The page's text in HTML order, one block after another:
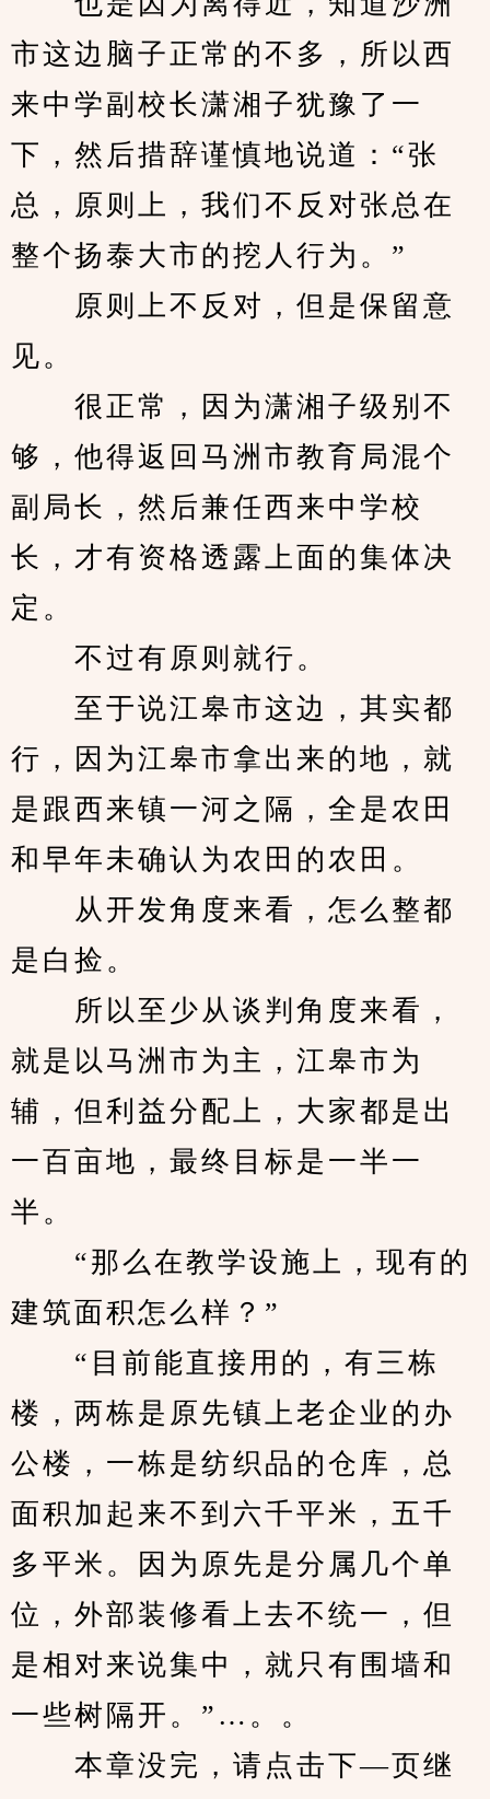
市这边脑子正常的不多，所以西
来中学副校长潇湘子犹豫了一
下，然后措辞谨慎地说道：“张
总，原则上，我们不反对张总在
整个扬泰大市的挖人行为。”
原则上不反对，但是保留意
见。
很正常，因为潇湘子级别不
够，他得返回马洲市教育局混个
副局长，然后兼任西来中学校
长，才有资格透露上面的集体决
定。
不过有原则就行。
至于说江皋市这边，其实都
行，因为江皋市拿出来的地，就
是跟西来镇一河之隔，全是农田
和早年未确认为农田的农田。
从开发角度来看，怎么整都
是白捡。
所以至少从谈判角度来看，
就是以马洲市为主，江皋市为
辅，但利益分配上，大家都是出
一百亩地，最终目标是一半一
半。
“那么在教学设施上，现有的
建筑面积怎么样？”
“目前能直接用的，有三栋
楼，两栋是原先镇上老企业的办
公楼，一栋是纺织品的仓库，总
面积加起来不到六千平米，五千
多平米。因为原先是分属几个单
位，外部装修看上去不统一，但
是相对来说集中，就只有围墙和
一些树隔开。”…。。
本章没完，请点击下—页继